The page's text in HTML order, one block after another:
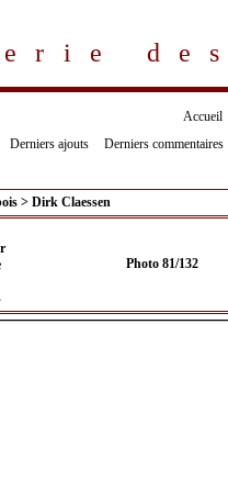
Accueil
Derniers ajouts Derniers commentaires
> Dirk Claessen
Photo 81/132